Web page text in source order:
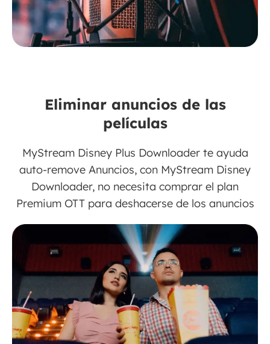
Eliminar anuncios de las
películas
MyStream Disney Plus Downloader te ayuda
auto-remove Anuncios, con MyStream Disney
Downloader, no necesita comprar el plan
Premium OTT para deshacerse de los anuncios